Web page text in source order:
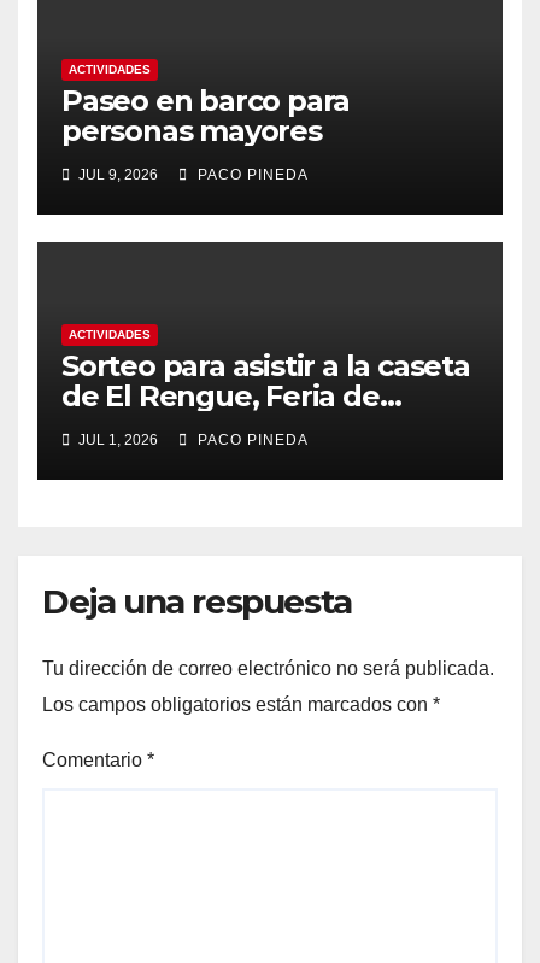
ACTIVIDADES
Paseo en barco para
personas mayores
JUL 9, 2026 PACO PINEDA
ACTIVIDADES
Sorteo para asistir a la caseta
de El Rengue, Feria de
Málaga 2026
JUL 1, 2026 PACO PINEDA
Deja una respuesta
Tu dirección de correo electrónico no será publicada.
Los campos obligatorios están marcados con *
Comentario *